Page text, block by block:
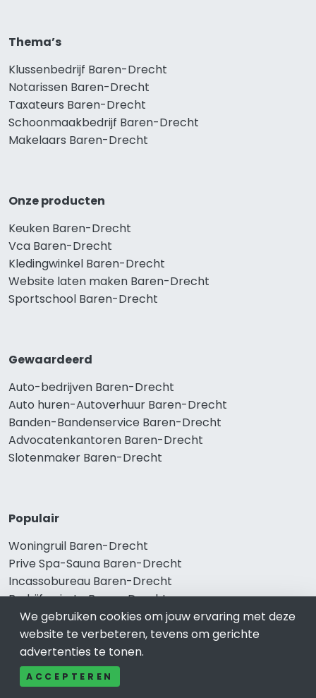
Thema’s
Klussenbedrijf Baren-Drecht
Notarissen Baren-Drecht
Taxateurs Baren-Drecht
Schoonmaakbedrijf Baren-Drecht
Makelaars Baren-Drecht
Onze producten
Keuken Baren-Drecht
Vca Baren-Drecht
Kledingwinkel Baren-Drecht
Website laten maken Baren-Drecht
Sportschool Baren-Drecht
Gewaardeerd
Auto-bedrijven Baren-Drecht
Auto huren-Autoverhuur Baren-Drecht
Banden-Bandenservice Baren-Drecht
Advocatenkantoren Baren-Drecht
Slotenmaker Baren-Drecht
Populair
Woningruil Baren-Drecht
Prive Spa-Sauna Baren-Drecht
Incassobureau Baren-Drecht
Bedrijfsruimte Baren-Drecht
Ongediertebestrijding Baren-Drecht
We gebruiken cookies om jouw ervaring met deze
website te verbeteren, tevens om gerichte
advertenties te tonen.
ACCEPTEREN